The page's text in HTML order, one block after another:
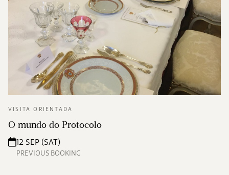
VISITA ORIENTADA
O mundo do Protocolo
12 SEP (SAT)
PREVIOUS BOOKING